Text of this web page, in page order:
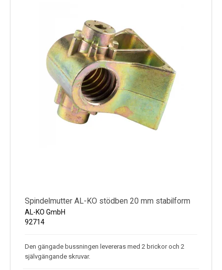
Spindelmutter AL-KO stödben 20 mm stabilform
AL-KO GmbH
92714
Den gängade bussningen levereras med 2 brickor och 2
självgängande skruvar.